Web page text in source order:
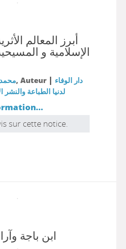
أبرز المعالم
الإسلامية و
, Auteur | دار الوفاء
لدنيا الطباعة والنشر
sur cette notice.
ابن باجة